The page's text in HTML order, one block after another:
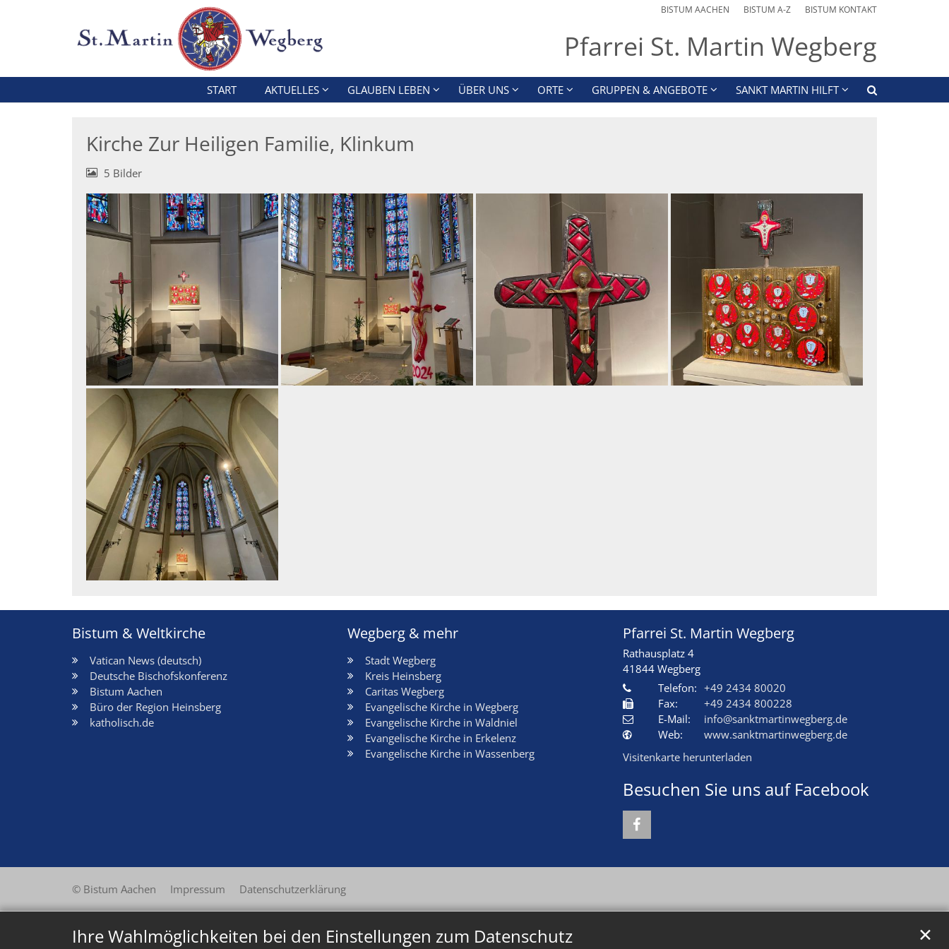
Ihre Wahlmöglichkeiten bei den Einstellungen zum Datenschutz ✕
BISTUM AACHEN BISTUM A-Z BISTUM KONTAKT
Pfarrei St. Martin Wegberg
START AKTUELLES GLAUBEN LEBEN ÜBER UNS ORTE GRUPPEN & ANGEBOTE SANKT MARTIN HILFT
Kirche Zur Heiligen Familie, Klinkum
5 Bilder
Bistum & Weltkirche
Vatican News (deutsch)
Deutsche Bischofskonferenz
Bistum Aachen
Büro der Region Heinsberg
katholisch.de
Wegberg & mehr
Stadt Wegberg
Kreis Heinsberg
Caritas Wegberg
Evangelische Kirche in Wegberg
Evangelische Kirche in Waldniel
Evangelische Kirche in Erkelenz
Evangelische Kirche in Wassenberg
Pfarrei St. Martin Wegberg
Rathausplatz 4
41844 Wegberg
Telefon: +49 2434 80020
Fax:
+49 2434 800228
E-Mail:
info@sanktmartinwegberg.de
Web:
www.sanktmartinwegberg.de
Visitenkarte herunterladen
Besuchen Sie uns auf Facebook
© Bistum Aachen Impressum Datenschutzerklärung